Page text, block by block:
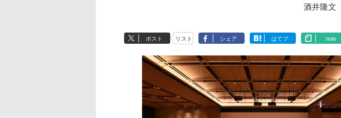
酒井隆文
ポスト リスト シェア はてブ note